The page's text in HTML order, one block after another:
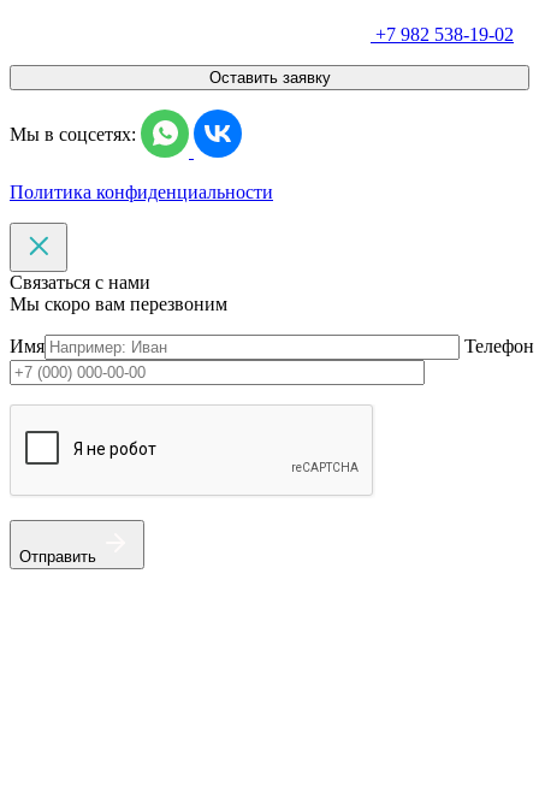
+7 982 538-19-02
Оставить заявку
Мы в соцсетях:
Политика конфиденциальности
Связаться с нами
Мы скоро вам перезвоним
Имя Телефон
Отправить